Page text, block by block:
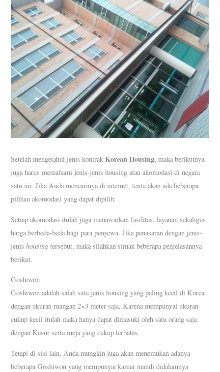
Setelah mengetahui jenis kontrakKorean Housing,maka berikutnya
juga harus memahami jenis-jenis housing atau akomodasi di negara
satu ini. Jika Anda mencarinya di internet, tentu akan ada beberapa
pilihan akomodasi yang dapat dipilih.
Setiap akomodasi itulah juga menawarkan fasilitas, layanan sekaligus
harga berbeda-beda bagi para penyewa. Jika penasaran dengan jenis-
jenishousingtersebut, maka silahkan simak beberapa penjelasannya
berikut.
Goshiwon
Goshiwon adalah salah satu jenis housing yang paling kecil di Korea
dengan ukuran ruangan 2×3 meter saja. Karena mempunyai ukuran
cukup kecil itulah maka hanya dapat dimasuki oleh satu orang saja
dengan Kasur serta meja yang cukup terbatas.
Tetapi di sisi lain, Anda mungkin juga akan menemukan adanya
beberapa Goshiwon yang mempunyai kamar mandi didalamnya